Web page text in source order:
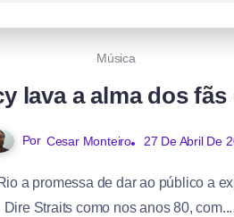
Música
lava a alma dos
Por Cesar Monteiro 27 De Abril De
a promessa de dar ao público a
Dire Straits como nos anos 80, com...